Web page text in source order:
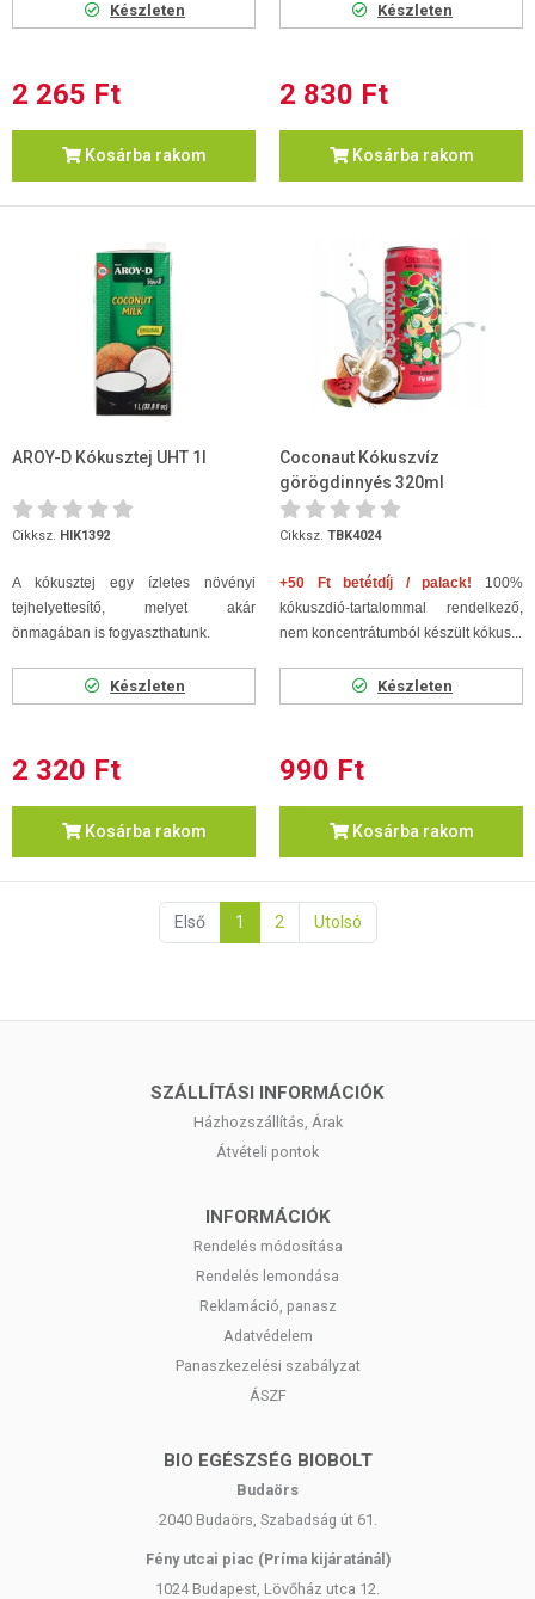
Készleten
2 265 Ft
Kosárba rakom
Készleten
2 830 Ft
Kosárba rakom
AROY-D Kókusztej UHT 1l
Cikksz. HIK1392
A kókusztej egy ízletes növényi
tejhelyettesítő, melyet akár
önmagában is fogyaszthatunk.
Készleten
2 320 Ft
Kosárba rakom
Coconaut Kókuszvíz
görögdinnyés 320ml
Cikksz. TBK4024
+50 Ft betétdíj / palack! 100%
kókuszdió-tartalommal rendelkező,
nem koncentrátumból készült kókus...
Készleten
990 Ft
Kosárba rakom
Első 1 2 Utolsó
SZÁLLÍTÁSI INFORMÁCIÓK
Házhozszállítás, Árak
Átvételi pontok
INFORMÁCIÓK
Rendelés módosítása
Rendelés lemondása
Reklamáció, panasz
Adatvédelem
Panaszkezelési szabályzat
ÁSZF
BIO EGÉSZSÉG BIOBOLT
Budaörs
2040 Budaörs, Szabadság út 61.
Fény utcai piac (Príma kijáratánál)
1024 Budapest, Lövőház utca 12.